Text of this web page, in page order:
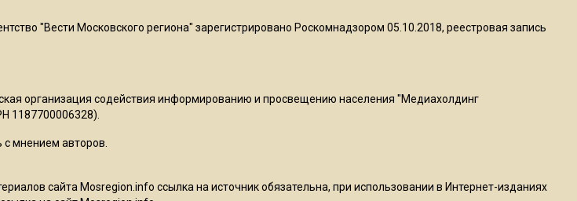
Роман Терюшков назвал
"Вести Московского региона" зарегистрировано Роскомнадзором 05.10.2018, реестровая запись
организация содействия информированию и просвещению населения "Медиахолдинг
1187700006328).
мнением авторов.
сайта Mosregion.info ссылка на источник обязательна, при использовании в Интернет-изданиях